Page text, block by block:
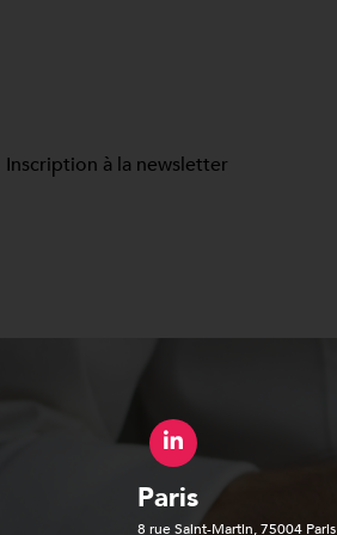
Inscription à la newsletter
Paris
8 rue Saint-Martin, 75004 Paris